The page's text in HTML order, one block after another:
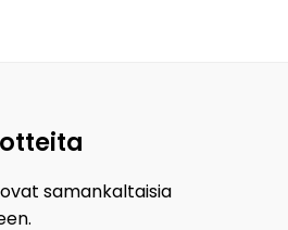
samankaltaisia